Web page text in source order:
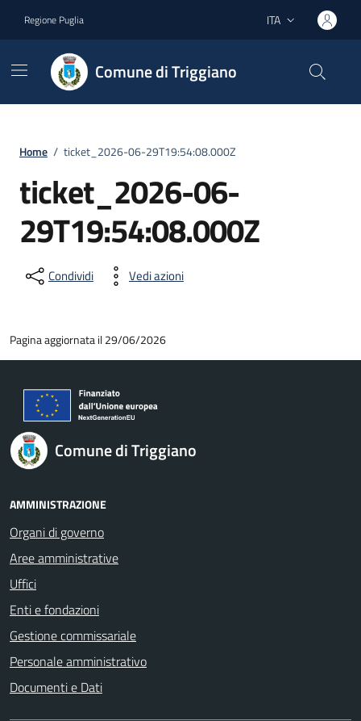
Regione Puglia Lingua attiva:
ITA
Comune di Triggiano
Home / ticket_2026-06-29T19:54:08.000Z
ticket_2026-06-
29T19:54:08.000Z
Condividi Vedi azioni
Pagina aggiornata il 29/06/2026
Comune di Triggiano
AMMINISTRAZIONE
Organi di governo
Aree amministrative
Uffici
Enti e fondazioni
Gestione commissariale
Personale amministrativo
Documenti e Dati